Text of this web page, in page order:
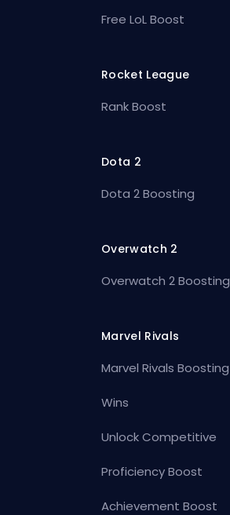
Free LoL Boost
Rocket League
Rank Boost
Dota 2
Dota 2 Boosting
Overwatch 2
Overwatch 2 Boosting
Marvel Rivals
Marvel Rivals Boosting
Wins
Unlock Competitive
Proficiency Boost
Achievement Boost